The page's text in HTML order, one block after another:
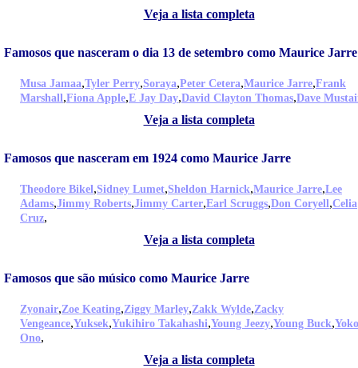
Veja a lista completa
Famosos que nasceram o dia 13 de setembro como Maurice Jarre
Musa Jamaa,Tyler Perry,Soraya,Peter Cetera,Maurice Jarre,Frank
Marshall,Fiona Apple,E Jay Day,David Clayton Thomas,Dave
Veja a lista completa
Famosos que nasceram em 1924 como Maurice Jarre
Theodore Bikel,Sidney Lumet,Sheldon Harnick,Maurice Jarre,Lee
Adams,Jimmy Roberts,Jimmy Carter,Earl Scruggs,Don Coryell,Celia
Cruz,
Veja a lista completa
Famosos que são músico como Maurice Jarre
Zyonair,Zoe Keating,Ziggy Marley,Zakk Wylde,Zacky
Vengeance,Yuksek,Yukihiro Takahashi,Young Jeezy,Young Buck,Yoko
Ono,
Veja a lista completa